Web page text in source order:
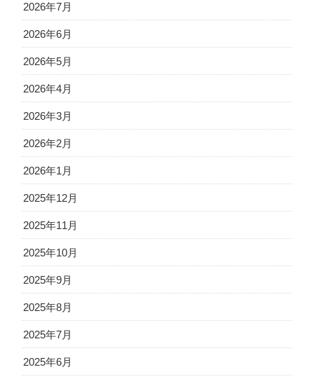
2026年7月
2026年6月
2026年5月
2026年4月
2026年3月
2026年2月
2026年1月
2025年12月
2025年11月
2025年10月
2025年9月
2025年8月
2025年7月
2025年6月